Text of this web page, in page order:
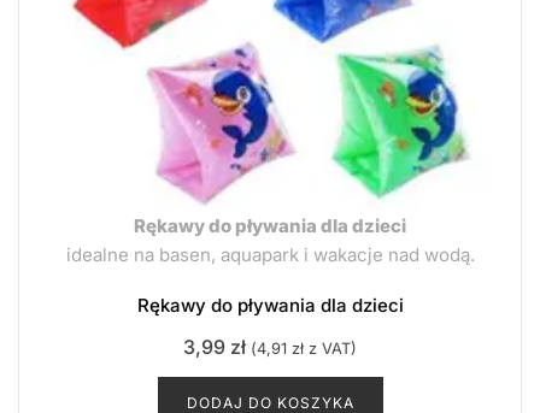
Rękawy do pływania dla dzieci
idealne na basen, aquapark i wakacje nad wodą.
Rękawy do pływania dla dzieci
3,99 zł (4,91 złz VAT)
DODAJ DO KOSZYKA